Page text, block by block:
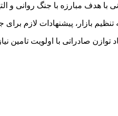
با هدف مبارزه با جنگ روانی و
بازار، پیشنهادات لازم
توازن صادراتی با اولویت